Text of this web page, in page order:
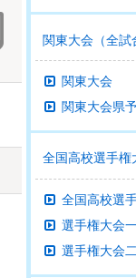
関東大会（全試
関東大会
関東大会県
全国高校選手権
全国高校選
選手権大会
選手権大会